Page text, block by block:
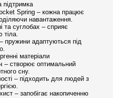
підтримка
Spring – кожна працює
навантаження.
та суглобах – сприяє
тіла.
адаптуються під
матеріали
створює оптимальний
сну.
– підходить для людей з
– запобігає накопиченню